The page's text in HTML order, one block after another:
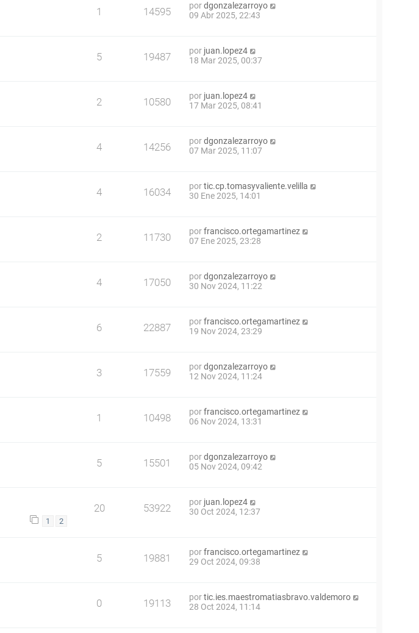
1 14595 pordgonzalezarroyo
09 Abr 2025, 22:43
5 19487 por juan.lopez4
18 Mar 2025, 00:37
2 10580 por juan.lopez4
17 Mar 2025, 08:41
4 14256 pordgonzalezarroyo
07 Mar 2025, 11:07
4 16034 portic.cp.tomasyvaliente.velilla
30 Ene 2025, 14:01
2 11730 porfrancisco.ortegamartinez
07 Ene 2025, 23:28
4 17050 pordgonzalezarroyo
30 Nov 2024, 11:22
6 22887 porfrancisco.ortegamartinez
19 Nov 2024, 23:29
3 17559 pordgonzalezarroyo
12 Nov 2024, 11:24
1 10498 porfrancisco.ortegamartinez
06 Nov 2024, 13:31
5 15501 pordgonzalezarroyo
05 Nov 2024, 09:42
1 2
20 53922 por juan.lopez4
30 Oct 2024, 12:37
5 19881 porfrancisco.ortegamartinez
29 Oct 2024, 09:38
0 19113 portic.ies.maestromatiasbravo.valdemoro
28 Oct 2024, 11:14